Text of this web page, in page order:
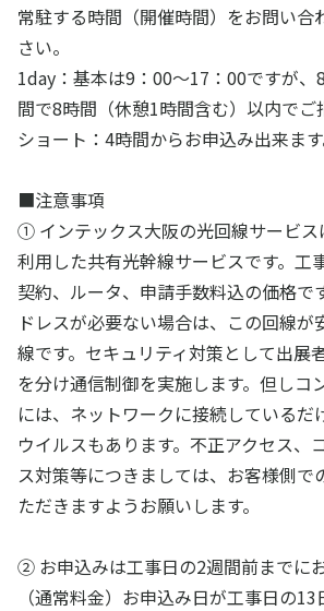
常駐する時間（開催時間）をお問い合
さい。
1day：基本は9：00～17：00ですが、
間で8時間（休憩1時間含む）以内でご
ショート：4時間からお申込み出来ます
■注意事項
① インテックス大阪の光回線サービス
利用した共有光幹線サービスです。工
契約、ルータ、申請手数料込の価格で
ドレスが必要ない場合は、この回線が
線です。セキュリティ対策として出展
を分け通信制御を実施します。但しコ
には、ネットワークに接続しているだ
ウイルスもあります。不正アクセス、
ス対策等につきましては、お客様側で
ただきますようお願いします。
② お申込みは工事日の2週間前までに
（通常料金）お申込み日が工事日の13